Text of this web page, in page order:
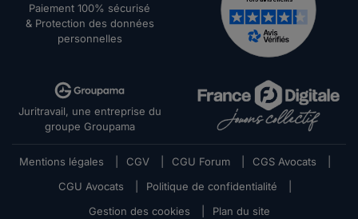
Paiement 100% sécurisé
& Protection des données
personnelles
Juritravail, une entreprise du
groupe Groupama
Mentions légales CGV CGU Forum CGS Avocats
CGU Avocats
Politique de confidentialité
Gestion des cookies
Plan du site